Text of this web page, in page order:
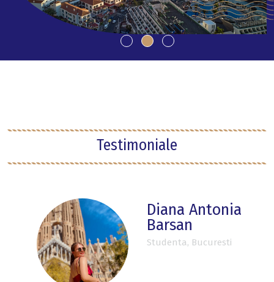
Testimoniale
Diana Antonia
Barsan
Studenta, Bucuresti